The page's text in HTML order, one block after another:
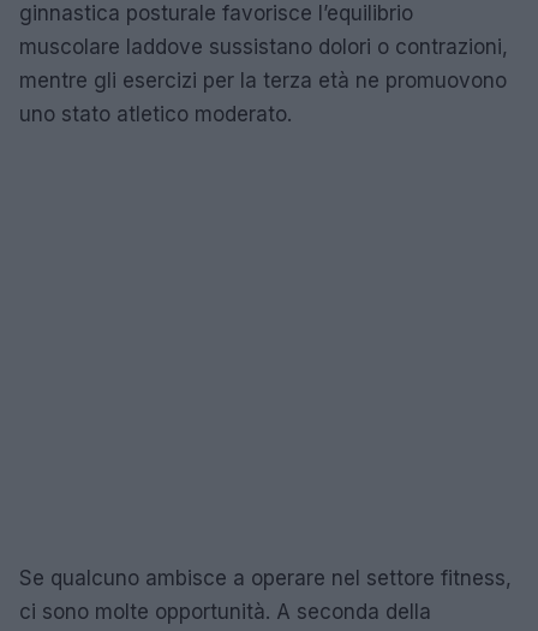
ginnastica posturale favorisce l’equilibrio
muscolare laddove sussistano dolori o contrazioni,
mentre gli esercizi per la terza età ne promuovono
uno stato atletico moderato.
Se qualcuno ambisce a operare nel settore fitness,
ci sono molte opportunità. A seconda della